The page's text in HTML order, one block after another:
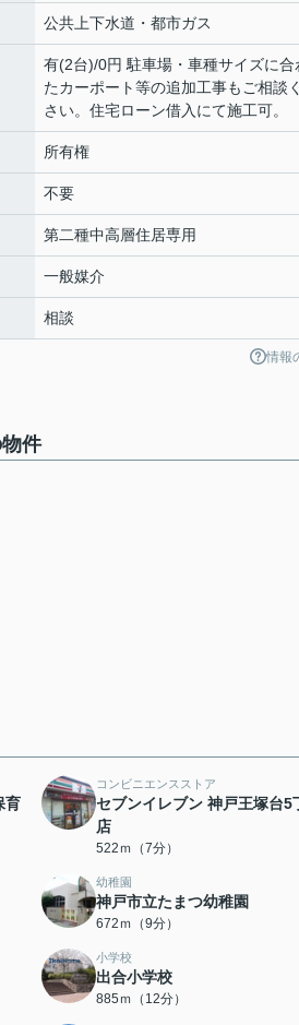
公共上下水道・都市ガス
有(2台)/0円 駐車場・車種サイズに合
たカーポート等の追加工事もご相談
さい。住宅ローン借入にて施工可。
所有権
不要
第二種中高層住居専用
一般媒介
相談
情報
件
育
コンビニエンスストア
セブンイレブン 神戸王塚台5
店
522ｍ（7分）
幼稚園
神戸市立たまつ幼稚園
672ｍ（9分）
小学校
出合小学校
885ｍ（12分）